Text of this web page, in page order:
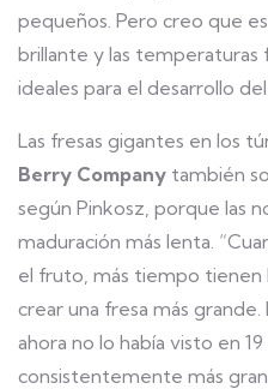
pequeños. Pero creo que
brillante y las temperaturas
ideales para el desarrollo
Las fresas gigantes en los
Berry Company también
según Pinkosz, porque las
maduración más lenta.
el fruto, más tiempo tienen
crear una fresa más
ahora no lo había visto en 19
consistentemente más